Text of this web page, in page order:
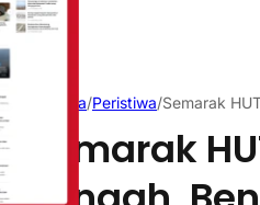
Beranda/Peristiwa/Semarak
Semarak